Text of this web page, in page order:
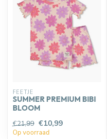
FEETJE
SUMMER PREMIUM BIBI
BLOOM
€21,99 €10,99
Op voorraad